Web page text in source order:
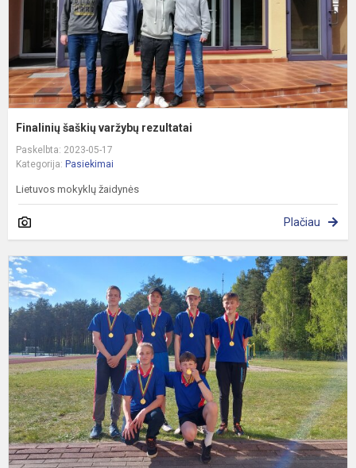
Finalinių šaškių varžybų rezultatai
Paskelbta: 2023-05-17
Kategorija: Pasiekimai
Lietuvos mokyklų žaidynės
Plačiau